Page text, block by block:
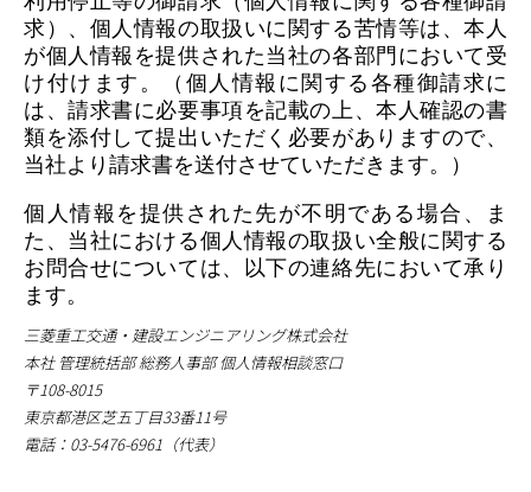
求）、個人情報の取扱いに関する苦情等は、本人
が個人情報を提供された当社の各部門において受
け付けます。（個人情報に関する各種御請求に
は、請求書に必要事項を記載の上、本人確認の書
類を添付して提出いただく必要がありますので、
当社より請求書を送付させていただきます。）
個人情報を提供された先が不明である場合、ま
た、当社における個人情報の取扱い全般に関する
お問合せについては、以下の連絡先において承り
ます。
三菱重工交通・建設エンジニアリング株式会社
本社 管理統括部 総務人事部 個人情報相談窓口
〒108-8015
東京都港区芝五丁目33番11号
電話：03-5476-6961（代表）